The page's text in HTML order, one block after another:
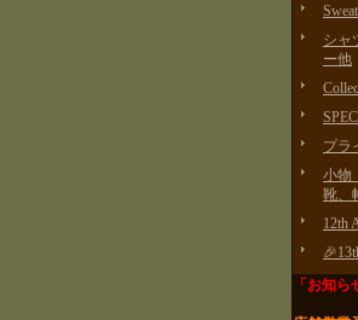
シャ
ー他
プラ
小物
靴、
12th
「お知ら